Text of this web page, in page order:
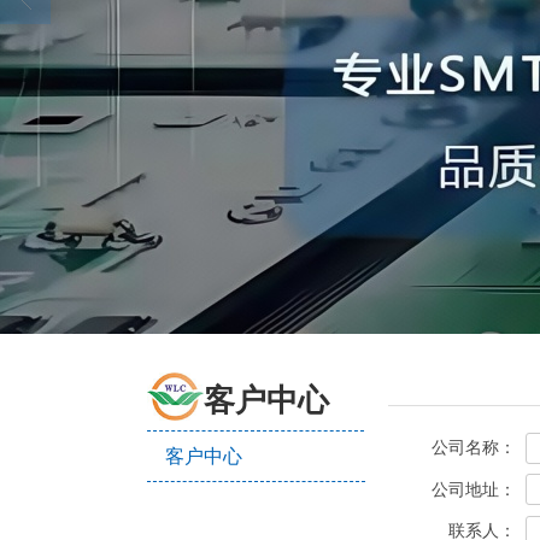
客户中心
客户中心 公司名称：
公司地址：
联系人：